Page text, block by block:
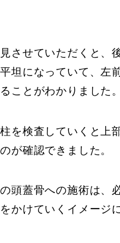
させていただくと、
坦になっていて、左
ことがわかりました。
を検査していくと上
が確認できました。
頭蓋骨への施術は、
かけていくイメージ